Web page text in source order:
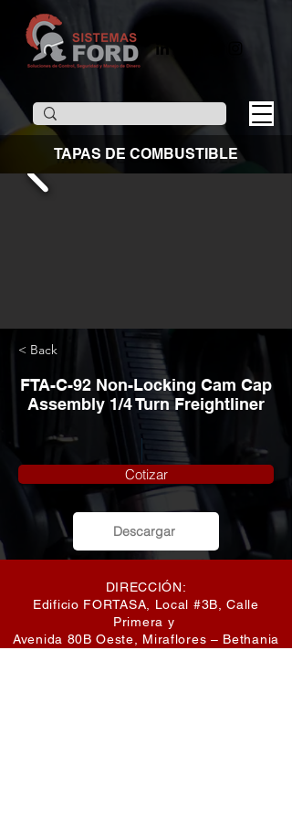
TAPAS DE COMBUSTIBLE
< Back
FTA-C-92 Non-Locking Cam Cap
Assembly 1/4 Turn Freightliner
Cotizar
Descargar
DIRECCIÓN:
Edificio FORTASA, Local #3B, Calle
Primera y
Avenida 80B Oeste, Miraflores – Bethania